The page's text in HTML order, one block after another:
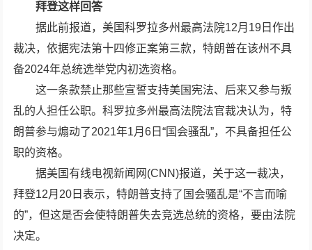
拜登这样回答
据此前报道，美国科罗拉多州最高法院12月19日作出
裁决，依据宪法第十四修正案第三款，特朗普在该州不具
备2024年总统选举党内初选资格。
这一条款禁止那些宣誓支持美国宪法、后来又参与叛
乱的人担任公职。科罗拉多州最高法院法官裁决认为，特
朗普参与煽动了2021年1月6日“国会骚乱”，不具备担任公
职的资格。
据美国有线电视新闻网(CNN)报道，关于这一裁决，
拜登12月20日表示，特朗普支持了国会骚乱是“不言而喻
的”，但这是否会使特朗普失去竞选总统的资格，要由法院
决定。